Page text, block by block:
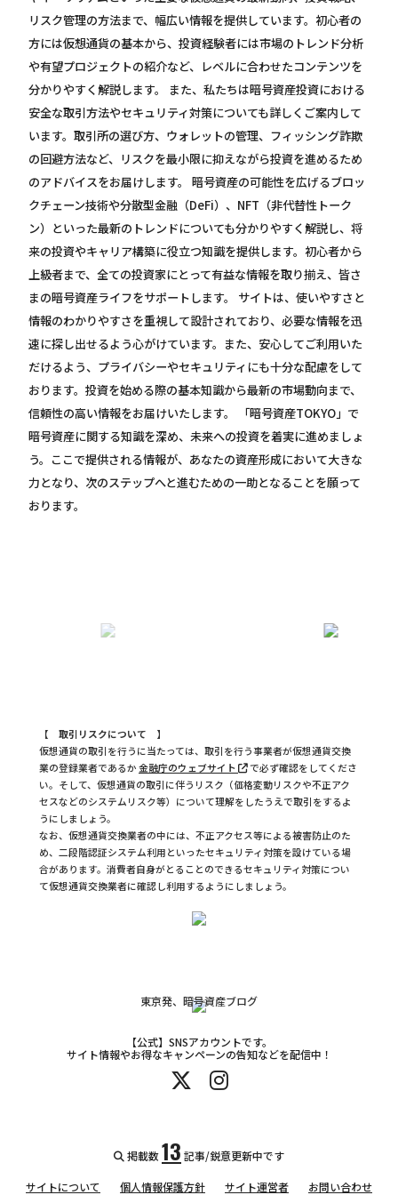
リスク管理の方法まで、幅広い情報を提供しています。初心者の
方には仮想通貨の基本から、投資経験者には市場のトレンド分析
や有望プロジェクトの紹介など、レベルに合わせたコンテンツを
分かりやすく解説します。 また、私たちは暗号資産投資における
安全な取引方法やセキュリティ対策についても詳しくご案内して
います。取引所の選び方、ウォレットの管理、フィッシング詐欺
の回避方法など、リスクを最小限に抑えながら投資を進めるため
のアドバイスをお届けします。 暗号資産の可能性を広げるブロッ
クチェーン技術や分散型金融（DeFi）、NFT（非代替性トーク
ン）といった最新のトレンドについても分かりやすく解説し、将
来の投資やキャリア構築に役立つ知識を提供します。初心者から
上級者まで、全ての投資家にとって有益な情報を取り揃え、皆さ
まの暗号資産ライフをサポートします。 サイトは、使いやすさと
情報のわかりやすさを重視して設計されており、必要な情報を迅
速に探し出せるよう心がけています。また、安心してご利用いた
だけるよう、プライバシーやセキュリティにも十分な配慮をして
おります。投資を始める際の基本知識から最新の市場動向まで、
信頼性の高い情報をお届けいたします。 「暗号資産TOKYO」で
暗号資産に関する知識を深め、未来への投資を着実に進めましょ
う。ここで提供される情報が、あなたの資産形成において大きな
力となり、次のステップへと進むための一助となることを願って
おります。
【 取引リスクについて 】
仮想通貨の取引を行うに当たっては、取引を行う事業者が仮想通貨交換
業の登録業者であるか金融庁のウェブサイト
で必ず確認をしてくださ
い。そして、仮想通貨の取引に伴うリスク（価格変動リスクや不正アク
セスなどのシステムリスク等）について理解をしたうえで取引をするよ
うにしましょう。
なお、仮想通貨交換業者の中には、不正アクセス等による被害防止のた
め、二段階認証システム利用といったセキュリティ対策を設けている場
合があります。消費者自身がとることのできるセキュリティ対策につい
て仮想通貨交換業者に確認し利用するようにしましょう。
東京発、暗号資産ブログ
【公式】SNSアカウントです。
サイト情報やお得なキャンペーンの告知などを配信中！
掲載数13 記事/鋭意更新中です
サイトについて 個人情報保護方針 サイト運営者 お問い合わせ